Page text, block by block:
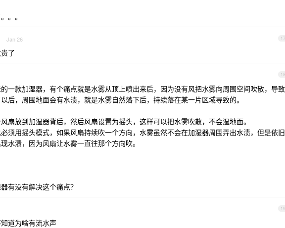
。。
17
Jan 26
了
18
一款加湿器，有个痛点就是水雾从顶上喷出来后，因为没有风把水雾向周围空间吹散，导致
后，周围地面会有水渍，就是水雾自然落下后，持续落在某一片区域导致的。
扇放到加湿器背后，然后风扇设置为摇头，这样可以把水雾吹散，不会湿地面。
须用摇头模式，如果风扇持续吹一个方向，水雾虽然不会在加湿器周围弄出水渍，但是依旧
水渍，因为风扇让水雾一直往那个方向吹。
有没有解决这个痛点？
19
道为啥有流水声